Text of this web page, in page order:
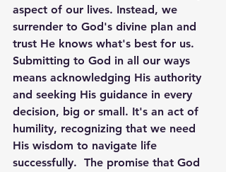
aspect of our lives. Instead, we
surrender to God's divine plan and
trust He knows what's best for us.
Submitting to God in all our ways
means acknowledging His authority
and seeking His guidance in every
decision, big or small. It's an act of
humility, recognizing that we need
His wisdom to navigate life
successfully.  The promise that God